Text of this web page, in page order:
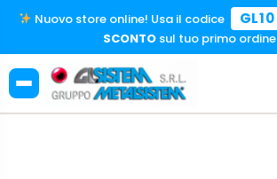
Nuovo store online! Usa il codice GL10
SCONTOsul tuo primo ordine